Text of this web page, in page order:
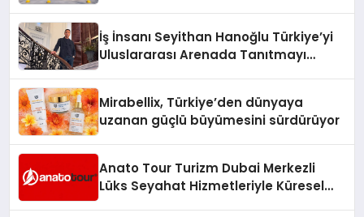
İş İnsanı Seyithan Hanoğlu Türkiye’yi
Uluslararası Arenada Tanıtmayı
Mirabellix, Türkiye’den dünyaya
uzanan güçlü büyümesini sürdürüyor
Anato Tour Turizm Dubai Merkezli
Lüks Seyahat Hizmetleriyle Küresel